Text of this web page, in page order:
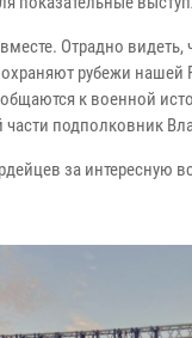
Отрадно
рубежи
к военной
части подполковник
за